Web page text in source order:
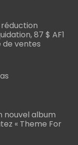
réduction
87 $ AF1
de ventes
nouvel album
« Theme For